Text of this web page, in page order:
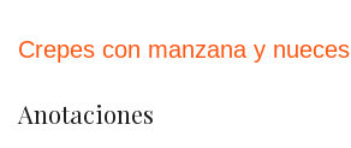
Crepes con manzana y nueces
Anotaciones